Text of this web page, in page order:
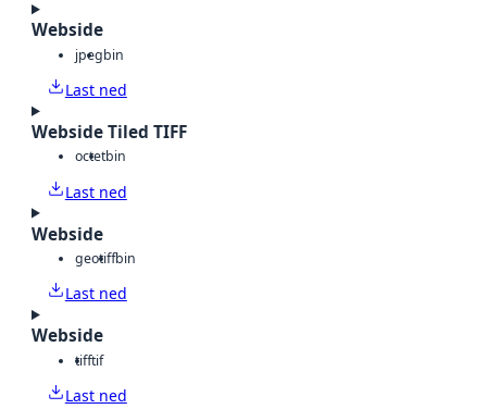
Webside
jpegbin
Last ned
Webside Tiled TIFF
octetbin
Last ned
Webside
geotiffbin
Last ned
Webside
tifftif
Last ned